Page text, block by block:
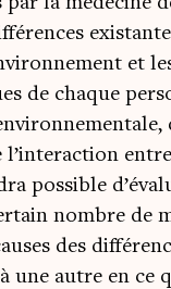
et
de chaque
l’interaction
pos­sible
nombre de
des
une autre en ce